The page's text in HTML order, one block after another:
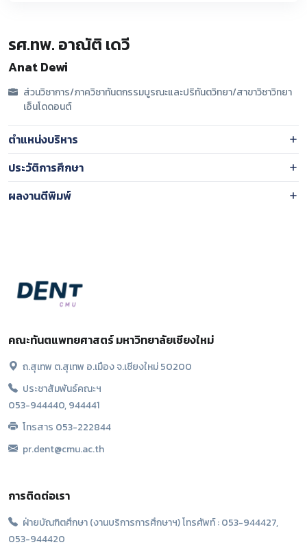
รศ.ทพ. อาณัติ เดวี
Anat Dewi
ส่วนวิชาการ/ภาควิชาทันตกรรมบูรณะและปริทันตวิทยา/สาขาวิชาวิทยา
เอ็นโดดอนต์
ตำแหน่งบริหาร
ประวัติการศึกษา
ผลงานตีพิมพ์
คณะทันตแพทยศาสตร์ มหาวิทยาลัยเชียงใหม่
ถ.สุเทพ ต.สุเทพ อ.เมือง จ.เชียงใหม่ 50200
ประชาสัมพันธ์คณะฯ
053-944440, 944441
โทรสาร 053-222844
pr.dent@cmu.ac.th
การติดต่อเรา
ฝ่ายบัณฑิตศึกษา (งานบริการการศึกษาฯ) โทรศัพท์ : 053-944427,
053-944420